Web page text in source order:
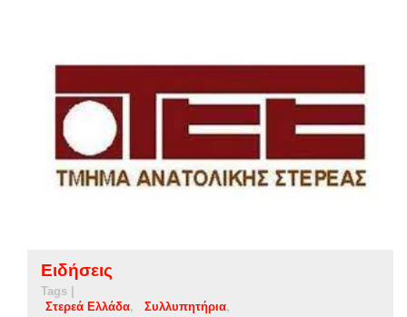
Ειδήσεις
Tags |
Στερεά Ελλάδα
Συλλυπητήρια